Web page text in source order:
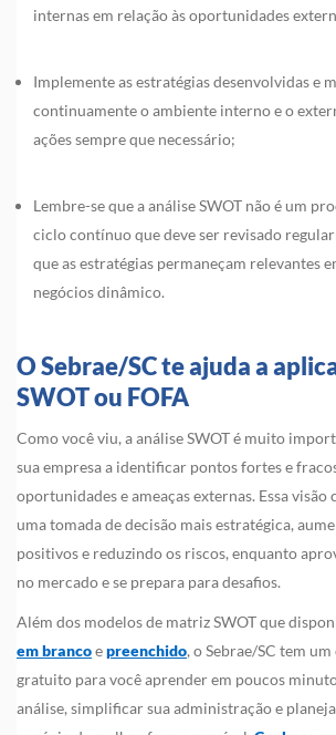
internas em relação às oportunidades
Implemente as estratégias desenvolvidas e
continuamente o ambiente interno e o
ações sempre que necessário;
Lembre-se que a análise SWOT não é um
ciclo contínuo que deve ser revisado
que as estratégias permaneçam relevantes
negócios dinâmico.
O Sebrae/SC te ajuda a
SWOT ou FOFA
Como você viu, a análise SWOT é muito
sua empresa a identificar pontos fortes e
oportunidades e ameaças externas. Essa
uma tomada de decisão mais estratégica,
positivos e reduzindo os riscos, enquanto
no mercado e se prepara para desafios.
Além dos modelos de matriz SWOT que
em brancoepreenchido, o Sebrae/SC tem
gratuito para você aprender em poucos
análise, simplificar sua administração e